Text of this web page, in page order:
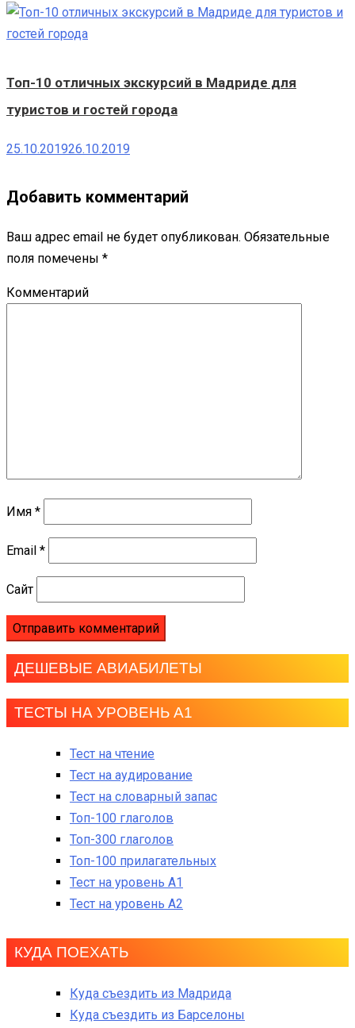
Топ-10 отличных экскурсий в Мадриде для
туристов и гостей города
25.10.201926.10.2019
Добавить комментарий
Ваш адрес email не будет опубликован. Обязательные
поля помечены *
Комментарий
Имя *
Email *
Сайт
ДЕШЕВЫЕ АВИАБИЛЕТЫ
ТЕСТЫ НА УРОВЕНЬ А1
Тест на чтение
Тест на аудирование
Тест на словарный запас
Топ-100 глаголов
Топ-300 глаголов
Топ-100 прилагательных
Тест на уровень A1
Тест на уровень A2
КУДА ПОЕХАТЬ
Куда съездить из Мадрида
Куда съездить из Барселоны